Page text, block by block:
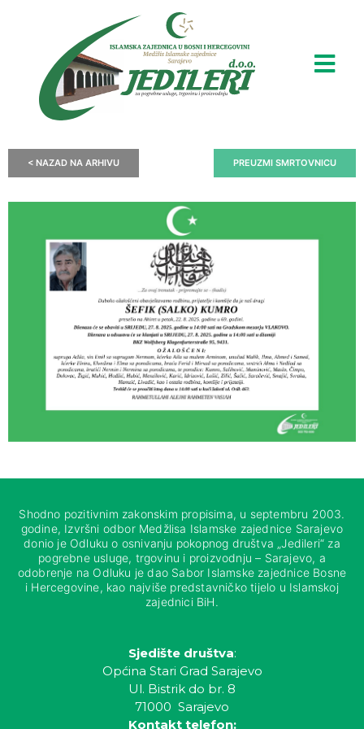
< NAZAD NA ARHIVU PREUZMI SMRTOVNICU
Shodno pozitivnim zakonskim propisima, u septembru 2003.
godine, Izvršni odbor Medžlisa Islamske zajednice Sarajevo
donio je Odluku o osnivanju pokopnog društva „Jedileri“ za
pogrebne usluge, trgovinu i proizvodnju – Sarajevo, a
odobrenje na Odluku je dao Sabor Islamske zajednice Bosne
i Hercegovine, kao najviše predstavničko tijelo u Islamskoj
zajednici BiH.
Sjedište društva:
Općina Stari Grad Sarajevo
Ul. Bistrik do br. 8
71000 Sarajevo
Kontakt telefon: